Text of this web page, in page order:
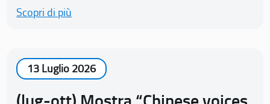
Scopri di più
13 Luglio 2026